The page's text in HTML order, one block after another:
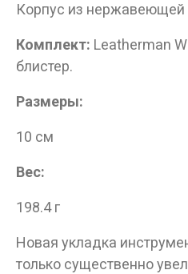
Корпус из нержавеющей
Комплект: Leatherman
блистер.
Размеры:
10 см
Вес:
198.4 г
Новая укладка
только существенно